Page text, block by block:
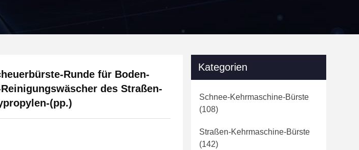
Runde für Boden-
des Straßen-
(pp.)
Kategorien
Schnee-Kehrmaschine-Bürste
(108)
Straßen-Kehrmaschine-Bürste
(142)